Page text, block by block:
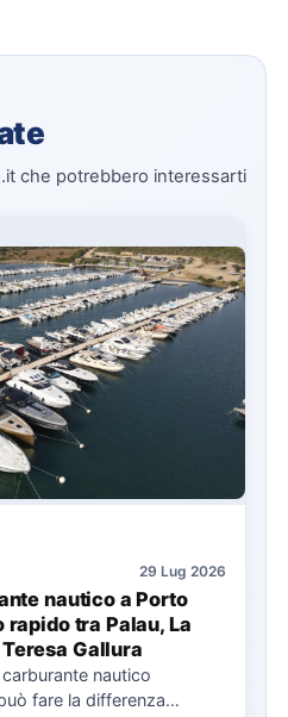
che potrebbero interessarti
29 Lug 2026
nautico a Porto
tra Palau, La
Gallura
nautico
fare la differenza